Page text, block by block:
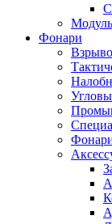
Фонари